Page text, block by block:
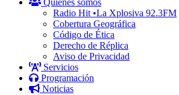
Quienes somos
Radio Hit •La Xplosiva 92.3FM
Cobertura Geográfica
Código de Ética
Derecho de Réplica
Aviso de Privacidad
Servicios
Programación
Noticias